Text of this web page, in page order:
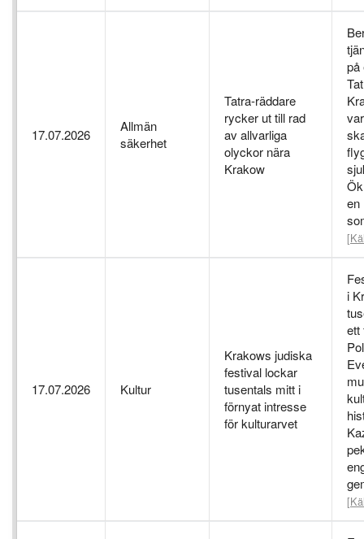
17.07.2026
Allmän
säkerhet
Tatra-räddare
rycker ut till rad
av allvarliga
olyckor nära
Krakow
på
en
17.07.2026 Kultur
Krakows judiska
festival lockar
tusentals mitt i
förnyat intresse
för kulturarvet
i
ett